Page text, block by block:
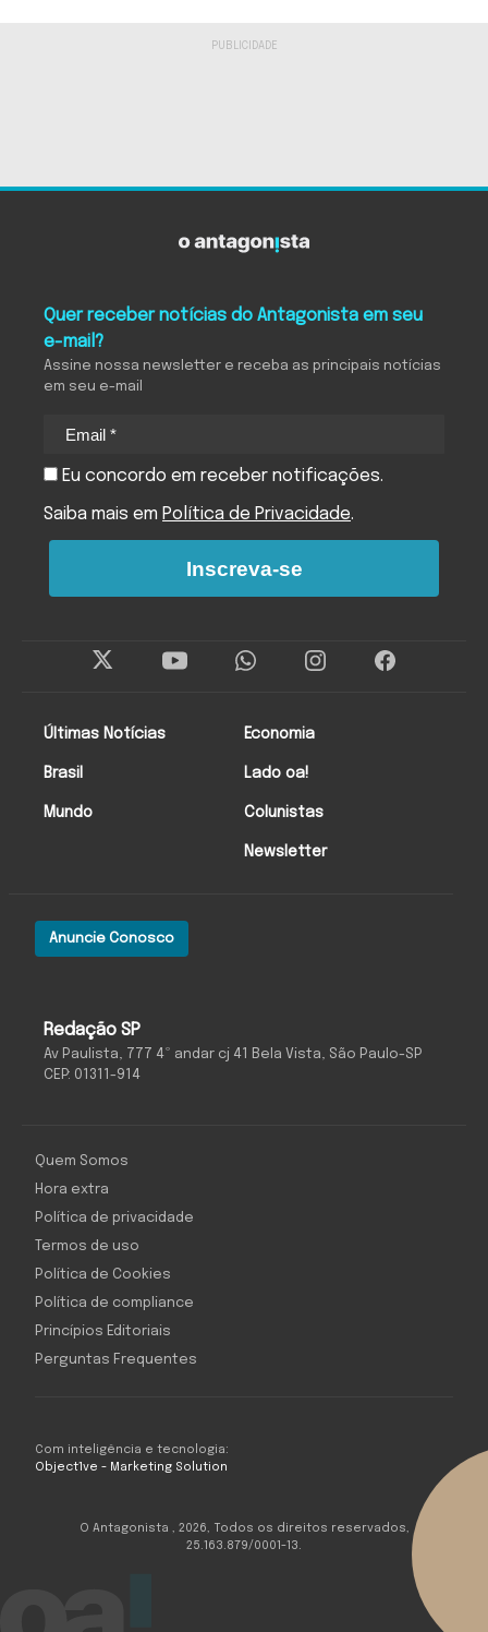
Redação SP
Av Paulista, 777 4º andar cj 41 Bela Vista, São Paulo-SP
CEP: 01311-914
Anuncie Conosco
Últimas Notícias
Brasil
Mundo
Economia
Lado oa!
Colunistas
Newsletter
Quer receber notícias do Antagonista em seu
e-mail?
Assine nossa newsletter e receba as principais notícias
em seu e-mail
Eu concordo em receber notificações.
Saiba mais em Política de Privacidade.
Inscreva-se
Com inteligência e tecnologia:
Object1ve - Marketing Solution
Quem Somos
Hora extra
Política de privacidade
Termos de uso
Política de Cookies
Política de compliance
Princípios Editoriais
Perguntas Frequentes
O Antagonista , 2026, Todos os direitos reservados,
25.163.879/0001-13.